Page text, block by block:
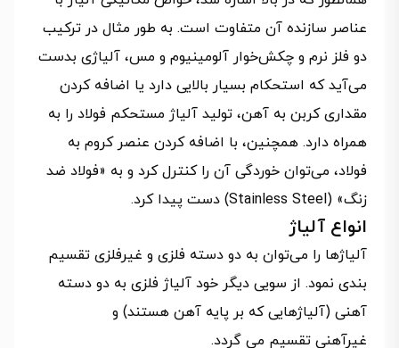
عناصر سازنده آن متفاوت است. به طور مثال در ترکیب
دو فلز نرم و چکش‌خوار آلومینیوم و مس، آلیاژی بدست
می‌آید که استحکام بسیار بالایی دارد یا اضافه کردن
مقداری کربن به آهن، تولید آلیاژ مستحکم فولاد را به
همراه دارد. همچنین، با اضافه کردن عنصر کروم به
فولاد، می‌توان خوردگی آن را کنترل کرد و به «فولاد ضد
زنگ» (Stainless Steel) دست پیدا کرد.
انواع آلیاژ
آلیاژها را می‌توان به دو دسته فلزی و غیرفلزی تقسیم
بندی نمود. از سویی دیگر خود آلیاژ فلزی به دو دسته
آهنی (آلیاژهایی که بر پایه آهن هستند) و
غیرآهنی تقسیم می گردد.